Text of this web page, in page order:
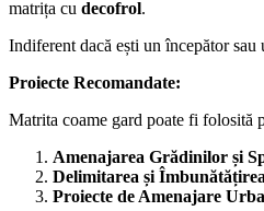
matrița cu decofrol.
Indiferent dacă ești un începător
Proiecte Recomandate:
Matrita coame gard poate fi folosită
Amenajarea Grădinilor și
Delimitarea și
Proiecte de Amenajare